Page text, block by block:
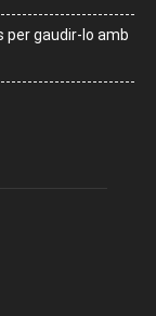
per gaudir-lo amb